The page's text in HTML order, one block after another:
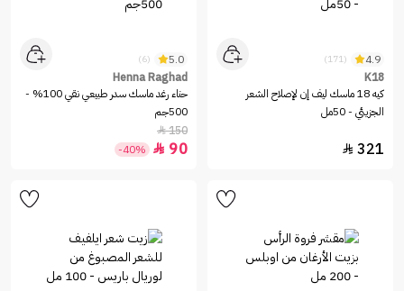
4.9
(171)
K18
كيه 18 ماسك ليف إن لإصلاح الشعر
الجزيئي - 50مل
321

5.0
(6)
Henna Raghad
حناء رغد ماسك سدر طبيعي نقي 100% -
500جم
150

90

-40%